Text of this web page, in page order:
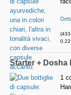
Starter + Dosha
1